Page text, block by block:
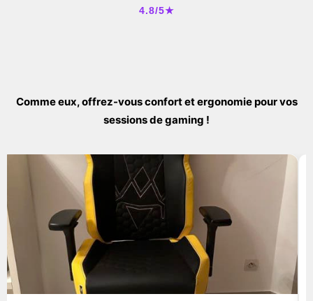
4.8/5★
Comme eux, offrez-vous confort et ergonomie pour vos
sessions de gaming !